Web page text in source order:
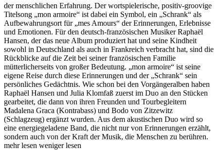
der menschlichen Erfahrung. Der wortspielerische, positiv-groovige
Titelsong „mon armoire“ ist dabei ein Symbol, ein „Schrank“ als
Aufbewahrungsort für „mes Amours“ der Erinnerungen, Erlebnisse
und Emotionen. Für den deutsch-französischen Musiker Raphaël
Hansen, der das neue Album produziert hat und seine Kindheit
sowohl in Deutschland als auch in Frankreich verbracht hat, sind die
Rückblicke auf die Zeit bei seiner französischen Familie
mütterlicherseits von großer Bedeutung. „mon armoire“ ist seine
eigene Reise durch diese Erinnerungen und der „Schrank“ sein
persönliches Gedächtnis. Wie schon bei den Vorgängeralben haben
Raphaël Hansen und Julia Klomfaß zuerst im Duo an den Stücken
gearbeitet, die dann von ihren Freunden und Tourbegleitern
Madalena Graca (Kontrabass) und Bodo von Zitzewitz
(Schlagzeug) ergänzt wurden. Aus dem akustischen Duo wird so
eine energiegeladene Band, die nicht nur von Erinnerungen erzählt,
sondern auch von der Kraft der Musik, die Menschen zu berühren.
mehr lesen weniger lesen